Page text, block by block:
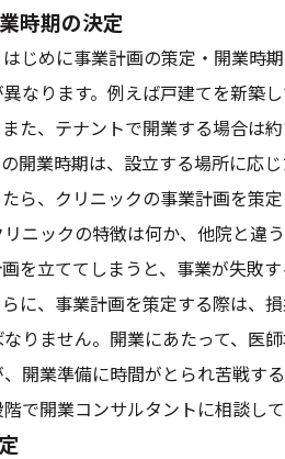
時期の決定
じめに事業計画の策定・開業時
なります。例えば戸建てを新築
た、テナントで開業する場合は
開業時期は、設立する場所に応
ら、クリニックの事業計画を策
ニックの特徴は何か、他院と違
を立ててしまうと、事業が失敗
に、事業計画を策定する際は、
りません。開業にあたって、医
開業準備に時間がとられ苦戦す
で開業コンサルタントに相談し